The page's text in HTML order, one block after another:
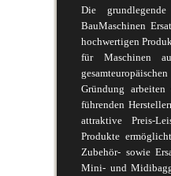
Die
BauMaschinen
hochwertigen
für Maschinen
Gründung
führenden
attraktive Preis-
Produkte
Zubehör- sowie
Mini- und